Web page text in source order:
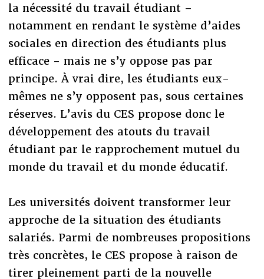
la nécessité du travail étudiant –
notamment en rendant le système d’aides
sociales en direction des étudiants plus
efficace - mais ne s’y oppose pas par
principe. À vrai dire, les étudiants eux-
mêmes ne s’y opposent pas, sous certaines
réserves. L’avis du CES propose donc le
développement des atouts du travail
étudiant par le rapprochement mutuel du
monde du travail et du monde éducatif.
Les universités doivent transformer leur
approche de la situation des étudiants
salariés. Parmi de nombreuses propositions
très concrètes, le CES propose à raison de
tirer pleinement parti de la nouvelle